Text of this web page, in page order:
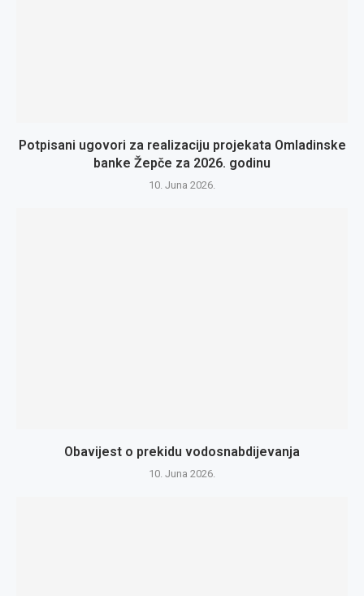
Potpisani ugovori za realizaciju projekata Omladinske
banke Žepče za 2026. godinu
10. Juna 2026.
Obavijest o prekidu vodosnabdijevanja
10. Juna 2026.